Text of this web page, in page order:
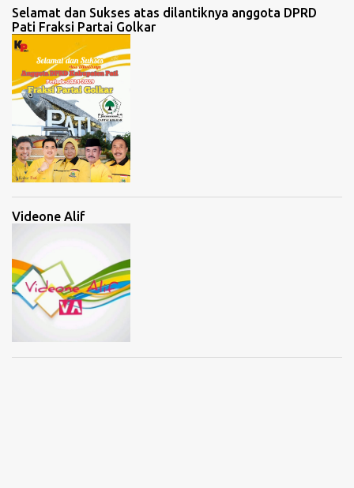
Selamat dan Sukses atas dilantiknya anggota DPRD
Pati Fraksi Partai Golkar
Videone Alif